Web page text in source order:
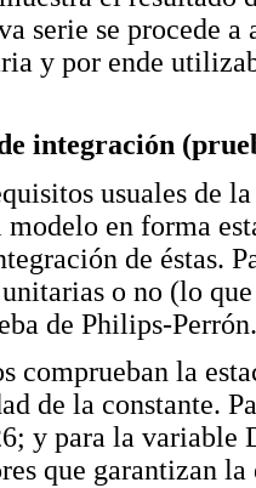
serie se procede
y por ende
integración
usuales de
en forma
de éstas.
o no (lo
de Philips-Perrón.
comprueban la
de la constante.
y para la variable
que garantizan